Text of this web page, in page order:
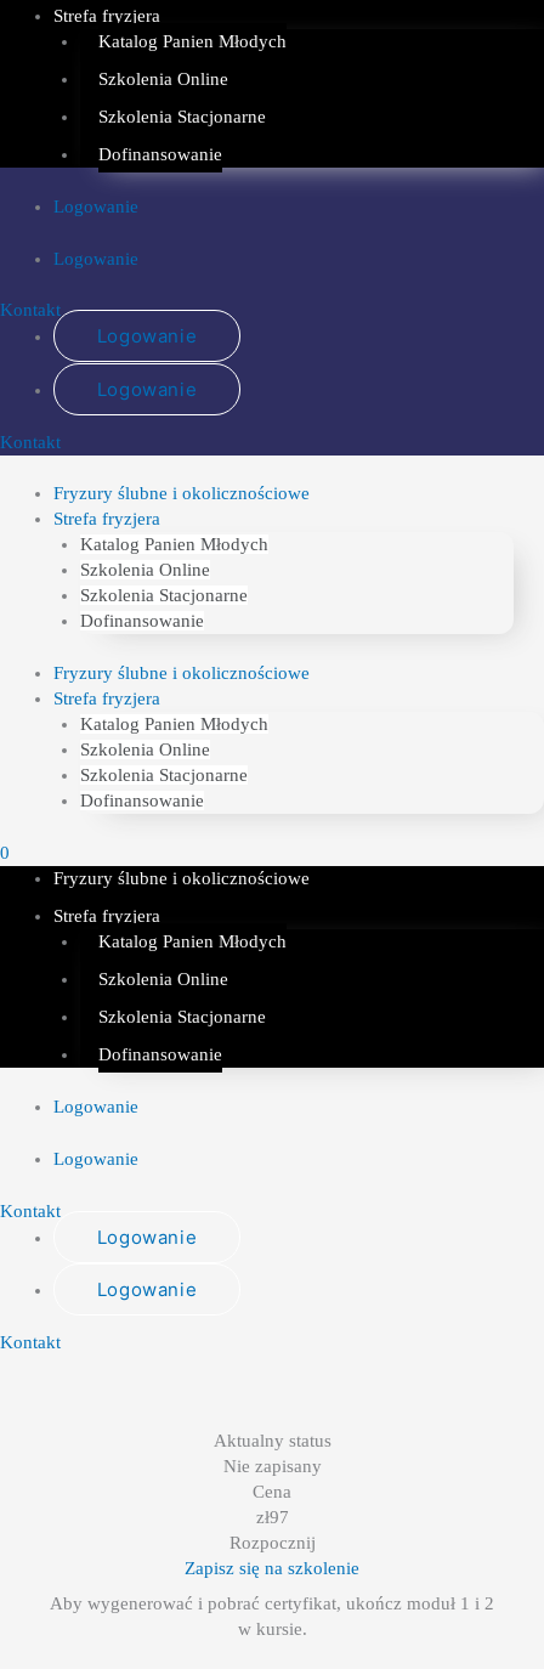
Strefa fryzjera
Katalog Panien Młodych
Szkolenia Online
Szkolenia Stacjonarne
Dofinansowanie
Logowanie
Logowanie
Kontakt
Logowanie
Logowanie
Kontakt
Fryzury ślubne i okolicznościowe
Strefa fryzjera
Katalog Panien Młodych
Szkolenia Online
Szkolenia Stacjonarne
Dofinansowanie
Fryzury ślubne i okolicznościowe
Strefa fryzjera
Katalog Panien Młodych
Szkolenia Online
Szkolenia Stacjonarne
Dofinansowanie
0
Fryzury ślubne i okolicznościowe
Strefa fryzjera
Katalog Panien Młodych
Szkolenia Online
Szkolenia Stacjonarne
Dofinansowanie
Logowanie
Logowanie
Kontakt
Logowanie
Logowanie
Kontakt
Aktualny status
Nie zapisany
Cena
zł97
Rozpocznij
Zapisz się na szkolenie
Aby wygenerować i pobrać certyfikat, ukończ moduł 1 i 2
w kursie.